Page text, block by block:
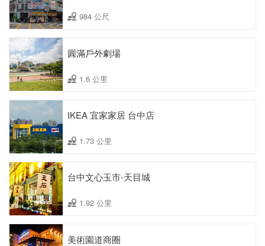
984 公尺
圓滿戶外劇場
1.6 公里
IKEA 宜家家居 台中店
1.73 公里
台中文心玉市-天目城
1.92 公里
美術園道商圈